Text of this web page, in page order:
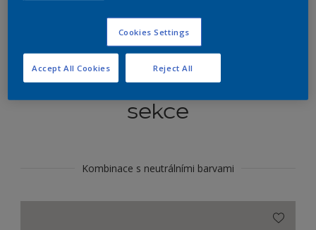
Koordinovat barevné
sekce
Kombinace s neutrálními barvami
Cookies Settings
Reject All
Accept All Cookies